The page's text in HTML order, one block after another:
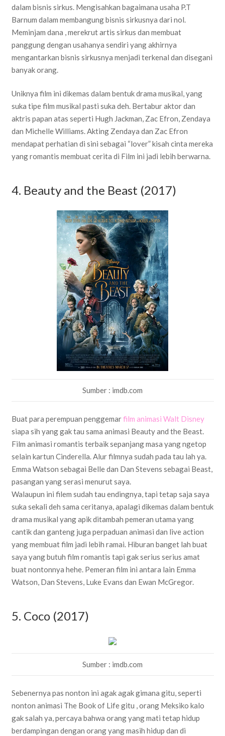
dalam bisnis sirkus. Mengisahkan bagaimana usaha P.T
Barnum dalam membangung bisnis sirkusnya dari nol.
Meminjam dana , merekrut artis sirkus dan membuat
panggung dengan usahanya sendiri yang akhirnya
mengantarkan bisnis sirkusnya menjadi terkenal dan disegani
banyak orang.
Uniknya film ini dikemas dalam bentuk drama musikal, yang
suka tipe film musikal pasti suka deh. Bertabur aktor dan
aktris papan atas seperti Hugh Jackman, Zac Efron, Zendaya
dan Michelle Williams. Akting Zendaya dan Zac Efron
mendapat perhatian di sini sebagai “lover” kisah cinta mereka
yang romantis membuat cerita di Film ini jadi lebih berwarna.
4. Beauty and the Beast (2017)
Sumber : imdb.com
Buat para perempuan penggemarfilm animasi Walt Disney
siapa sih yang gak tau sama animasi Beauty and the Beast.
Film animasi romantis terbaik sepanjang masa yang ngetop
selain kartun Cinderella. Alur filmnya sudah pada tau lah ya.
Emma Watson sebagai Belle dan Dan Stevens sebagai Beast,
pasangan yang serasi menurut saya.
Walaupun ini filem sudah tau endingnya, tapi tetap saja saya
suka sekali deh sama ceritanya, apalagi dikemas dalam bentuk
drama musikal yang apik ditambah pemeran utama yang
cantik dan ganteng juga perpaduan animasi dan live action
yang membuat film jadi lebih ramai. Hiburan banget lah buat
saya yang butuh film romantis tapi gak serius serius amat
buat nontonnya hehe. Pemeran film ini antara lain Emma
Watson, Dan Stevens, Luke Evans dan Ewan McGregor.
5. Coco (2017)
Sumber : imdb.com
Sebenernya pas nonton ini agak agak gimana gitu, seperti
nonton animasi The Book of Life gitu , orang Meksiko kalo
gak salah ya, percaya bahwa orang yang mati tetap hidup
berdampingan dengan orang yang masih hidup dan di